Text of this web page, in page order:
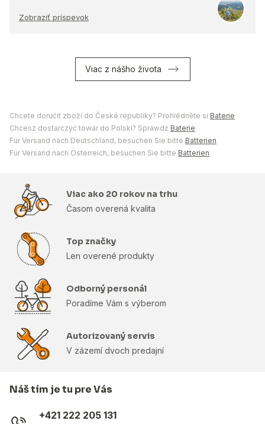
Zobraziť príspevok
Viac z nášho života
Chcete doručit zboží do České republiky? Prohlédněte si Baterie
Chcesz dostarczyć towar do Polski? Sprawdź Baterie
Für Versand nach Deutschland, besuchen Sie bitte Batterien
Für Versand nach Österreich, besuchen Sie bitte Batterien
Viac ako 20 rokov na trhu
Časom overená kvalita
Top značky
Len overené produkty
Odborný personál
Poradíme Vám s výberom
Autorizovaný servis
V zázemí dvoch predajní
Náš tím je tu pre Vás
+421 222 205 131